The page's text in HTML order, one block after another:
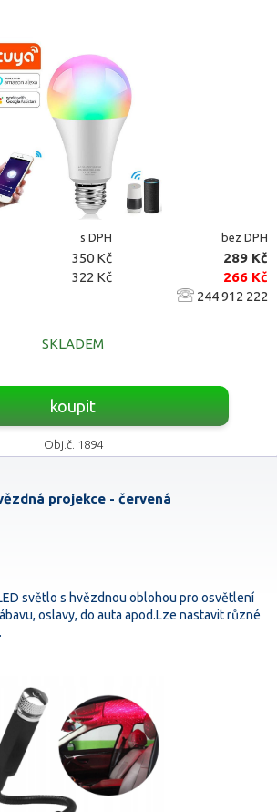
s DPH bez DPH
350 Kč
289 Kč
322 Kč
266 Kč
244 912 222
SKLADEM
koupit
Obj.č. 1894
projekce - červená
světlo s hvězdnou oblohou pro osvětlení
oslavy, do auta apod.Lze nastavit různé